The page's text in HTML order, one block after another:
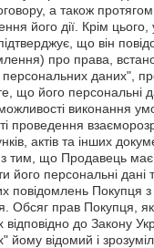
а також
його дії. Крім
що він
про права,
даних",
що його персональні
виконання
проведення
актів та інших
з тим, що Продавець
його персональні дані
повідомлень Покупця
Обсяг прав Покупця, як
до Закону
йому відомий і